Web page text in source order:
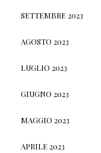
SETTEMBRE 2023
AGOSTO 2023
LUGLIO 2023
GIUGNO 2023
MAGGIO 2023
APRILE 2023